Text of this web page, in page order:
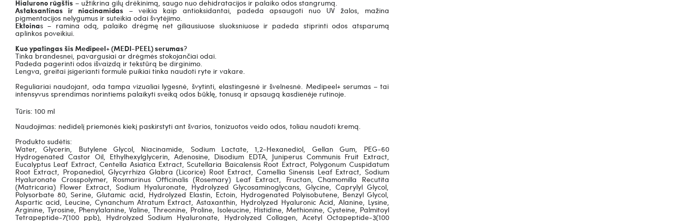
Hialurono rūgštis – užtikrina gilų drėkinimą, saugo nuo dehidratacijos ir palaiko odos stangrumą.
Astaksantinas ir niacinamidas– veikia kaip antioksidantai, padeda apsaugoti nuo UV žalos, mažina
pigmentacijos nelygumus ir suteikia odai švytėjimo.
Ektoinas – ramina odą, palaiko drėgmę net giliausiuose sluoksniuose ir padeda stiprinti odos atsparumą
aplinkos poveikiui.
Kuo ypatingas šis Medipeel+ (MEDI-PEEL) serumas?
Tinka brandesnei, pavargusiai ar drėgmės stokojančiai odai.
Padeda pagerinti odos išvaizdą ir tekstūrą be dirginimo.
Lengva, greitai įsigerianti formulė puikiai tinka naudoti ryte ir vakare.
Reguliariai naudojant, oda tampa vizualiai lygesnė, švytinti, elastingesnė ir švelnesnė. Medipeel+ serumas – tai
intensyvus sprendimas norintiems palaikyti sveiką odos būklę, tonusą ir apsaugą kasdienėje rutinoje.
Tūris: 100 ml
Naudojimas: nedidelį priemonės kiekį paskirstyti ant švarios, tonizuotos veido odos, toliau naudoti kremą.
Produkto sudėtis:
Water, Glycerin, Butylene Glycol, Niacinamide, Sodium Lactate, 1,2-Hexanediol, Gellan Gum, PEG-60
Hydrogenated Castor Oil, Ethylhexylglycerin, Adenosine, Disodium EDTA, Juniperus Communis Fruit Extract,
Eucalyptus Leaf Extract, Centella Asiatica Extract, Scutellaria Baicalensis Root Extract, Polygonum Cuspidatum
Root Extract, Propanediol, Glycyrrhiza Glabra (Licorice) Root Extract, Camellia Sinensis Leaf Extract, Sodium
Hyaluronate Crosspolymer, Rosmarinus Officinalis (Rosemary) Leaf Extract, Fructan, Chamomilla Recutita
(Matricaria) Flower Extract, Sodium Hyaluronate, Hydrolyzed Glycosaminoglycans, Glycine, Caprylyl Glycol,
Polysorbate 80, Serine, Glutamic acid, Hydrolyzed Elastin, Ectoin, Hydrogenated Polyisobutene, Benzyl Glycol,
Aspartic acid, Leucine, Cynanchum Atratum Extract, Astaxanthin, Hydrolyzed Hyaluronic Acid, Alanine, Lysine,
Arginine, Tyrosine, Phenylalanine, Valine, Threonine, Proline, Isoleucine, Histidine, Methionine, Cysteine, Palmitoyl
Tetrapeptide-7(100 ppb), Hydrolyzed Sodium Hyaluronate, Hydrolyzed Collagen, Acetyl Octapeptide-3(100